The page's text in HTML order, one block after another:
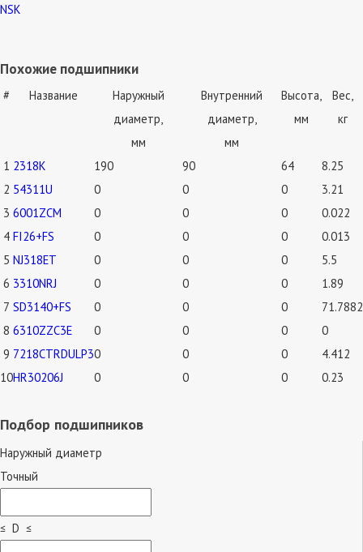
NSK
Похожие подшипники
# Название
Наружный
диаметр,
мм
Внутренний
диаметр,
мм
Высота,
мм
Вес,
кг
1 2318K 190 90 64
8.25
2 54311U 0 0 0
3.21
3 6001ZCM 0 0 0
0.022
4 FI26+FS 0 0 0
0.013
5 NJ318ET 0 0 0
5.5
6 3310NRJ 0 0 0
1.89
7 SD3140+FS 0 0 0
71.7882
8 6310ZZC3E 0 0 0
0
9 7218CTRDULP30 0 0
4.412
10HR30206J 0 0 0 0.23
Подбор подшипников
Наружный диаметр
Точный
≤ D ≤